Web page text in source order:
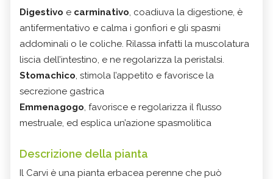
Digestivo e carminativo, coadiuva la digestione, è
antifermentativo e calma i gonfiori e gli spasmi
addominali o le coliche. Rilassa infatti la muscolatura
liscia dell’intestino, e ne regolarizza la peristalsi.
Stomachico, stimola l’appetito e favorisce la
secrezione gastrica
Emmenagogo, favorisce e regolarizza il flusso
mestruale, ed esplica un’azione spasmolitica
Descrizione della pianta
Il Carvi è una pianta erbacea perenne che può